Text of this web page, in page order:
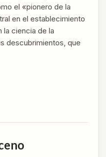
el «pionero de la
en el establecimiento
ciencia de la
descubrimientos, que